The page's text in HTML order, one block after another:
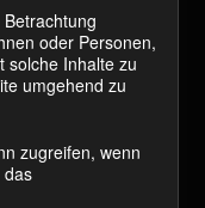
1402 Coins
oder Personen,
solche Inhalte zu
umgehend zu
zugreifen, wenn
das